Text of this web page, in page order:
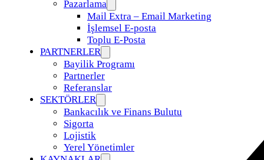
Pazarlama
Mail Extra – Email Marketing
İşlemsel E-posta
Toplu E-Posta
PARTNERLER
Bayilik Programı
Partnerler
Referanslar
SEKTÖRLER
Bankacılık ve Finans Bulutu
Sigorta
Lojistik
Yerel Yönetimler